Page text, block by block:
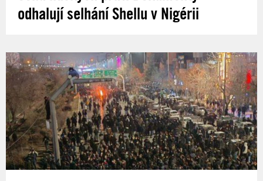
odhalují selhání Shellu v Nigérii